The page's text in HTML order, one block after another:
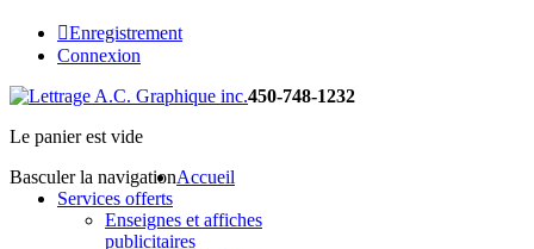
Enregistrement
Connexion
450-748-1232
Le panier est vide
Basculer la navigationAccueil
Services offerts
Enseignes et affiches
publicitaires